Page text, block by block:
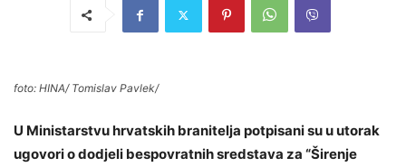
foto: HINA/ Tomislav Pavlek/
U Ministarstvu hrvatskih branitelja potpisani su u utorak
ugovori o dodjeli bespovratnih sredstava za “Širenje